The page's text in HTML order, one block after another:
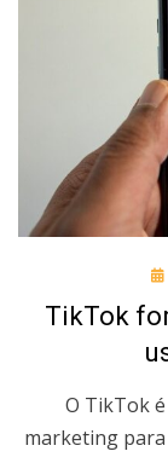
TikTok
O TikTok
marketing para